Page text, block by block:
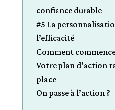
confiance durable
#5 La
l’efficacité
Comment
Votre plan d’action
place
On passe à l’action ?